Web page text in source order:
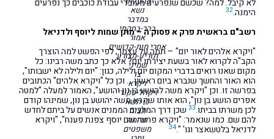
נשא
במדבר
בהר-בחקתי
אמור
אחרי מות-קדושים
תזריע-מצורע
שמיני
צו
ויקרא
ויקהל-פקודי
כי תשא
תצוה
תרומה
משפטים
לא קיבל. למה? שכשם שנפרעים מעובדי עבודת כוכבים כך נפרעים
הימנה.32
רשב"ם בראשית פרק א פסוק ה – מתן שמות ליוסף ולדניאל
"ויקרא אלהים לאור יום" – תמה על עצמך, לפי הפשט למה הוצרך
הקב"ה לקרוא לאור בשעת יצירתו יום? אלא כך כתב משה רבינו: כל
מקום שאנו רואים בדברי המקום יום ולילה, כגון: "יום ולילה לא ישבותו",
הוא האור והחשך שנברא ביום ראשון … וכן כל "ויקרא אלהים" הכתובים
בפרשה זו. וכן "ויקרא משה להושע בן נון יהושע", האמור למעלה "למטה
אפרים הושע בן נון", הוא אותו שקרא משה יהושע בן נון, שמינהו קודם
לכן משרתו בביתו.33 שכן דרך המלכים הממנים אנשים על ביתם לחדש
להם שם. כמו שנאמר: "ויקרא פרעה שם יוסף צפנת פענח", "ויקרא
לדניאל בלטשאצר וגו' ".34